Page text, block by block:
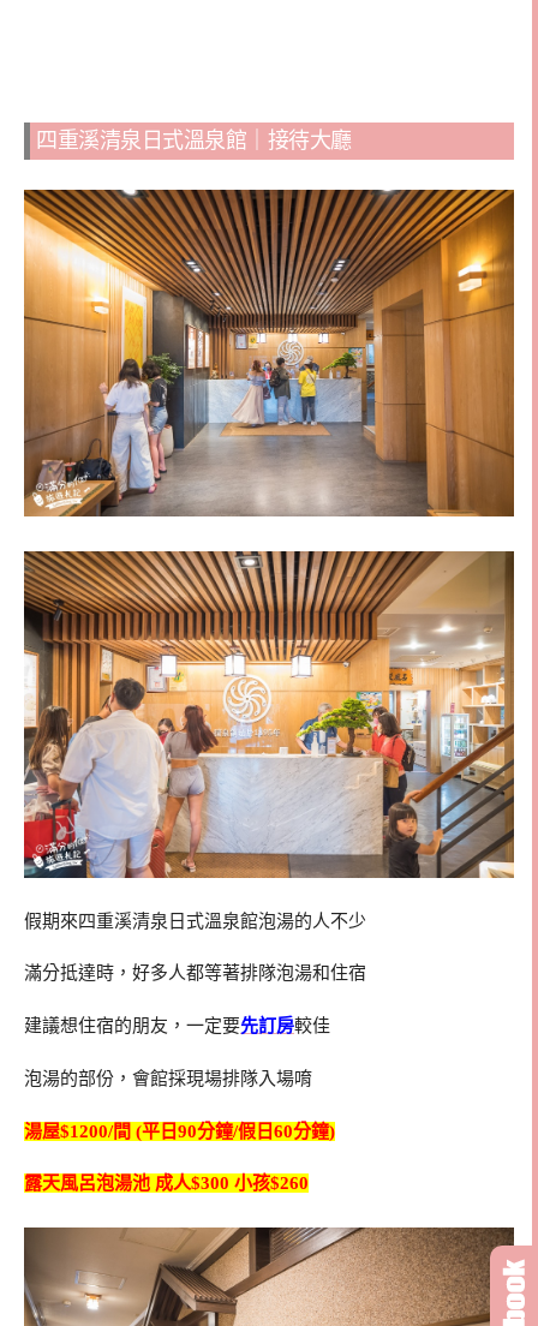
四重溪清泉日式溫泉館｜接待大廳
假期來四重溪清泉日式溫泉館泡湯的人不少
滿分抵達時，好多人都等著排隊泡湯和住宿
建議想住宿的朋友，一定要先訂房較佳
泡湯的部份，會館採現場排隊入場唷
湯屋$1200/間 (平日90分鐘/假日60分鐘)
露天風呂泡湯池 成人$300 小孩$260